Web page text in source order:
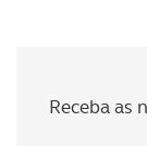
Receba as